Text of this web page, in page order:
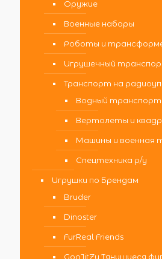
Оружие
Военные наборы
Роботы и
Игрушечный
Транспорт на
Водный транспорт
Вертолеты и
Машины и военная
Спецтехника р/у
Игрушки по Брендам
Bruder
Dinoster
FurReal Friends
GooJitZu Тянущиеся